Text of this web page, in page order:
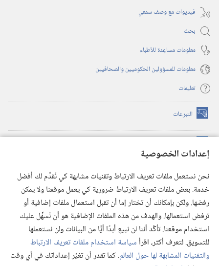
إعدادات الخصوصية
نحن نستعمل ملفات تعريف الارتباط وتقنيات مشابهة كي نُقدِّم لك أفضل
خدمة. بعض ملفات تعريف الارتباط ضرورية كي يعمل موقعنا ولا يمكن
رفضها. ولكن بإمكانك أن تختار إما أن تقبل استعمال ملفات إضافية أو
ترفض استعمالها. والهدف من هذه الملفات الإضافية هو أن نُسهِّل عليك
استخدام موقعنا. تأكَّد أننا لن نبيع أبدًا أيًّا من البيانات ولن نستعملها
للتسويق. لتعرف أكثر، اقرأسياسة استخدام ملفات تعريف الارتباط
والتقنيات المشابهة لها حول العالم. كما تقدر أن تغيِّر إعداداتك في أي وقت
فيديوات مع وصف سمعي
بحث
معلومات مساعِدة للأطباء
معلومات للمسؤولين الحكوميين والصحافيين
تعليمات
التبرعات (يفتح
نافذة
(يفتح
نافذة
(يفتح
نافذة
جديدة) تطبيق ®
JW Library
مكتبة برج المراقبة